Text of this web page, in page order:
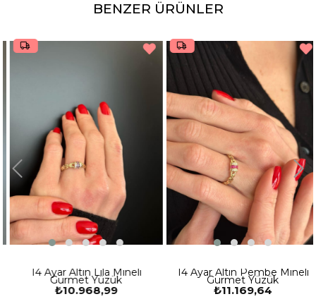
BENZER ÜRÜNLER
14 Ayar Altın Lila Mineli
Gurmet Yüzük
₺10.968,99
14 Ayar Altın Pembe Mineli
Gurmet Yüzük
₺11.169,64